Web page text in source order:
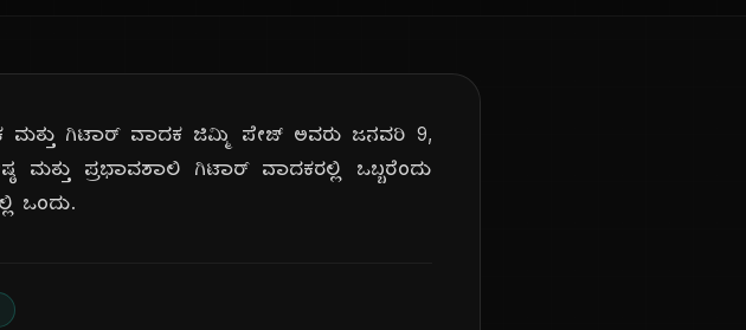
ಮತ್ತು ಗಿಟಾರ್ ವಾದಕ ಜಿಮ್ಮಿ ಪೇಜ್ ಅವರು ಜನವರಿ 9,
ಮತ್ತು ಪ್ರಭಾವಶಾಲಿ ಗಿಟಾರ್ ವಾದಕರಲ್ಲಿ ಒಬ್ಬರೆಂದು
ಒಂದು.